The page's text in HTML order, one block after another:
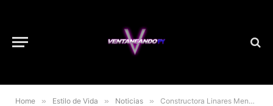
Home » Estilo de Vida » Noticias » Constructora Linares Mendoza reafirma su lado solidario apoyando a pacientes con cáncer